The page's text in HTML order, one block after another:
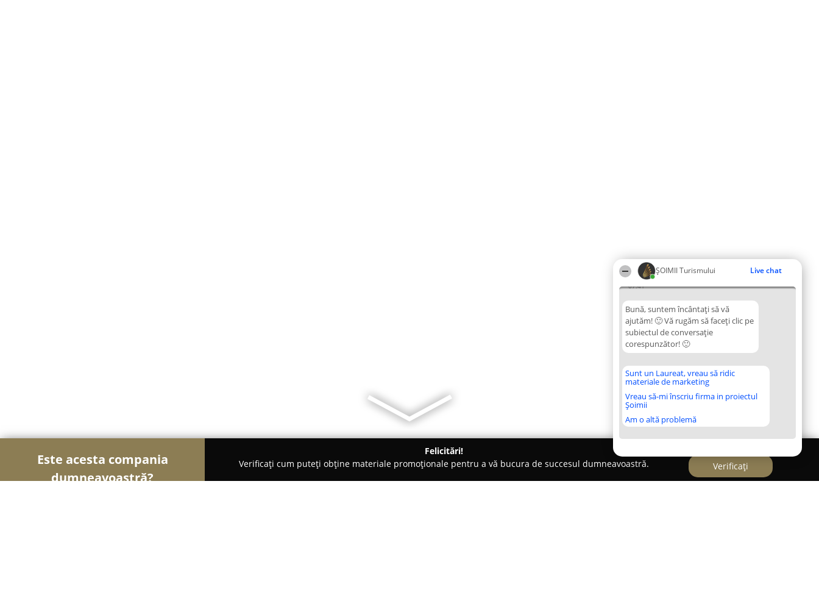
ȘOIMII Turismului Live chat
07:41
Bună, suntem încântați să vă
ajutăm! 🙂 Vă rugăm să faceți clic pe
subiectul de conversație
corespunzător! 🙂
Sunt un Laureat, vreau să ridic
materiale de marketing
Vreau să-mi înscriu firma in proiectul
Șoimii
Am o altă problemă
Este acesta compania
dumneavoastră?
Felicitări!
Verificați cum puteți obține materiale promoționale pentru a vă bucura de succesul dumneavoastră.
Verificați